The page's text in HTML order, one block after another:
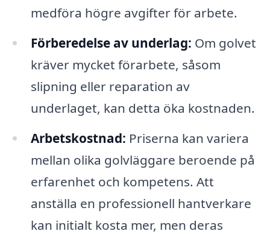
medföra högre avgifter för arbete.
Förberedelse av underlag: Om golvet
kräver mycket förarbete, såsom
slipning eller reparation av
underlaget, kan detta öka kostnaden.
Arbetskostnad: Priserna kan variera
mellan olika golvläggare beroende på
erfarenhet och kompetens. Att
anställa en professionell hantverkare
kan initialt kosta mer, men deras